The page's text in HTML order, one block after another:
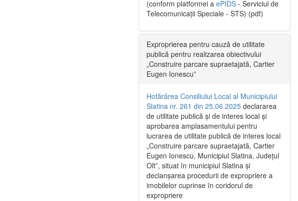
(conform platformei a ePIDS - Serviciul de
Telecomunicații Speciale - STS) (pdf)
Exproprierea pentru cauză de utilitate
publică pentru realizarea obiectivului
„Construire parcare supraetajată, Cartier
Eugen Ionescu”
Hotărârea Consiliului Local al Municipiului
Slatina nr. 261 din 25.06.2025 declararea
de utilitate publică și de interes local și
aprobarea amplasamentului pentru
lucrarea de utilitate publică de interes local
„Construire parcare supraetajată, Cartier
Eugen Ionescu, Municipiul Slatina, Județul
Olt”, situat în municipiul Slatina și
declanșarea procedurii de expropriere a
imobilelor cuprinse în coridorul de
expropriere